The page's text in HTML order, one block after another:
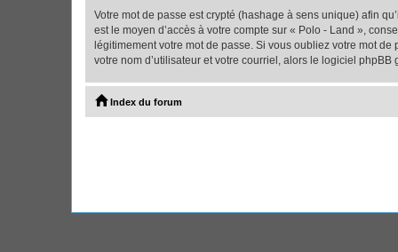
Votre mot de passe est crypté (hashage à sens unique) afin
est le moyen d’accès à votre compte sur « Polo - Land »,
légitimement votre mot de passe. Si vous oubliez votre mot
votre nom d’utilisateur et votre courriel, alors le logiciel
Index du forum